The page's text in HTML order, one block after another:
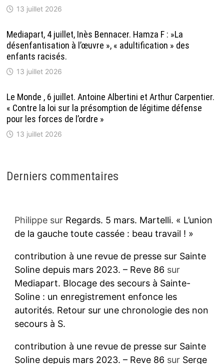
13 juillet 2026
Mediapart, 4 juillet, Inès Bennacer. Hamza F : »La
désenfantisation à l’œuvre », « adultification » des
enfants racisés.
13 juillet 2026
Le Monde , 6 juillet. Antoine Albertini et Arthur Carpentier.
« Contre la loi sur la présomption de légitime défense
pour les forces de l’ordre »
13 juillet 2026
Derniers commentaires
Philippesur Regards. 5 mars. Martelli. « L’union
de la gauche toute cassée : beau travail ! »
contribution à une revue de presse sur Sainte
Soline depuis mars 2023. – Reve 86 sur
Mediapart. Blocage des secours à Sainte-
Soline : un enregistrement enfonce les
autorités. Retour sur une chronologie des non
secours à S.
contribution à une revue de presse sur Sainte
Soline depuis mars 2023. – Reve 86 sur Serge